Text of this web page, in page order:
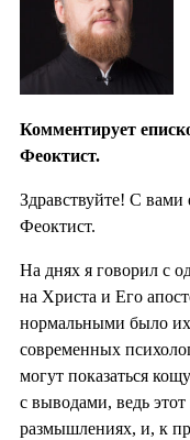
Комментирует
Феоктист.
Здравствуйте! С
Феоктист.
На днях я говорил с
на Христа и Его
нормальными было их
современных
могут показаться
с выводами, ведь
размышлениях, и, к